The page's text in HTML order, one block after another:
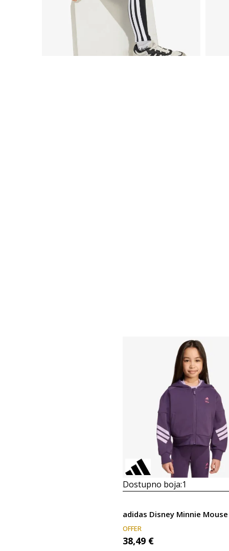
Dostupno boja:1
adidas Disney Minnie Mouse
OFFER
38,49 €